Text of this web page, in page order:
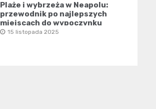
Plaże i wybrzeża w Neapolu:
przewodnik po najlepszych
miejscach do wypoczynku
15 listopada 2025